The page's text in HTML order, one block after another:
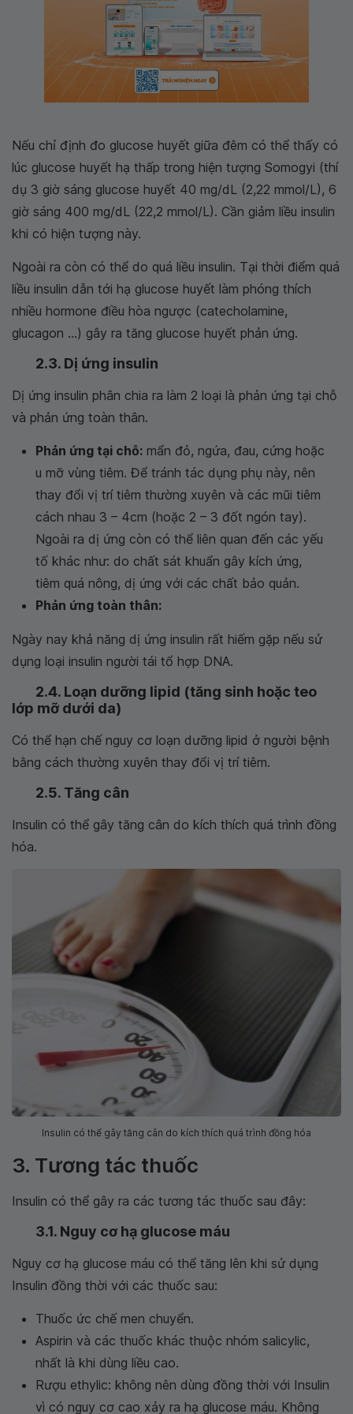
Nếu chỉ định đo glucose huyết giữa đêm có thể thấy có
lúc glucose huyết hạ thấp trong hiện tượng Somogyi (thí
dụ 3 giờ sáng glucose huyết 40 mg/dL (2,22 mmol/L), 6
giờ sáng 400 mg/dL (22,2 mmol/L). Cần giảm liều insulin
khi có hiện tượng này.
Ngoài ra còn có thể do quá liều insulin. Tại thời điểm quá
liều insulin dẫn tới hạ glucose huyết làm phóng thích
nhiều hormone điều hòa ngược (catecholamine,
glucagon ...) gây ra tăng glucose huyết phản ứng.
2.3. Dị ứng insulin
Dị ứng insulin phân chia ra làm 2 loại là phản ứng tại chỗ
và phản ứng toàn thân.
Phản ứng tại chỗ: mẩn đỏ, ngứa, đau, cứng hoặc
u mỡ vùng tiêm. Để tránh tác dụng phụ này, nên
thay đổi vị trí tiêm thường xuyên và các mũi tiêm
cách nhau 3 – 4cm (hoặc 2 – 3 đốt ngón tay).
Ngoài ra dị ứng còn có thể liên quan đến các yếu
tố khác như: do chất sát khuẩn gây kích ứng,
tiêm quá nông, dị ứng với các chất bảo quản.
Phản ứng toàn thân:
Ngày nay khả năng dị ứng insulin rất hiếm gặp nếu sử
dụng loại insulin người tái tổ hợp DNA.
2.4. Loạn dưỡng lipid (tăng sinh hoặc teo
lớp mỡ dưới da)
Có thể hạn chế nguy cơ loạn dưỡng lipid ở người bệnh
bằng cách thường xuyên thay đổi vị trí tiêm.
2.5. Tăng cân
Insulin có thể gây tăng cân do kích thích quá trình đồng
hóa.
Insulin có thể gây tăng cân do kích thích quá trình đồng hóa
3. Tương tác thuốc
Insulin có thể gây ra các tương tác thuốc sau đây:
3.1. Nguy cơ hạ glucose máu
Nguy cơ hạ glucose máu có thể tăng lên khi sử dụng
Insulin đồng thời với các thuốc sau:
Thuốc ức chế men chuyển.
Aspirin và các thuốc khác thuộc nhóm salicylic,
nhất là khi dùng liều cao.
Rượu ethylic: không nên dùng đồng thời với Insulin
vì có nguy cơ cao xảy ra hạ glucose máu. Không